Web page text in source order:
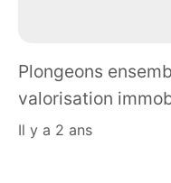
Plongeons
valorisation
il y a 2 ans